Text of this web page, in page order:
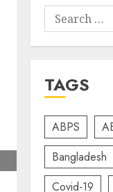
Search
for:
TAGS
ABPS
Bangladesh
Covid-19